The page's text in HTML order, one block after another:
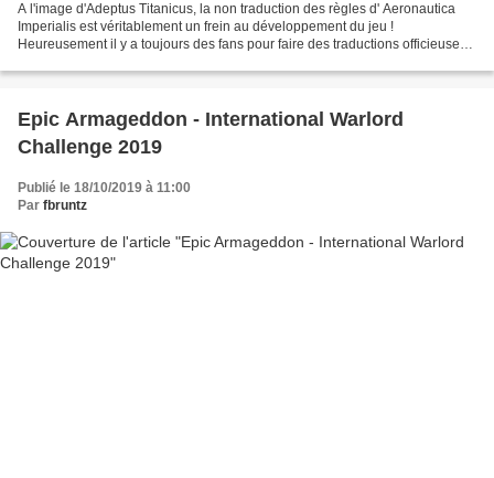
A l'image d'Adeptus Titanicus, la non traduction des règles d' Aeronautica
Imperialis est véritablement un frein au développement du jeu !
Heureusement il y a toujours des fans pour faire des traductions officieuses.
Epic Armageddon - International Warlord
Challenge 2019
Publié le 18/10/2019 à 11:00
Par fbruntz